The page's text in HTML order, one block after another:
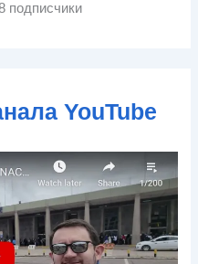
подписчики
YouTube